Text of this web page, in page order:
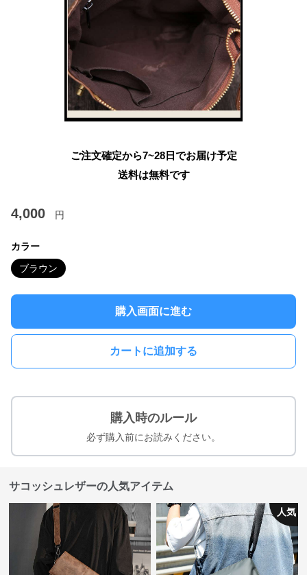
ご注文確定から7~28日でお届け予定
送料は無料です
4,000 円
カラー
ブラウン
購入画面に進む
カートに追加する
購入時のルール
必ず購入前にお読みください。
サコッシュレザーの人気アイテム
人気